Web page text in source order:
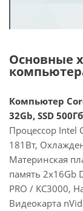
Основные
Компьютер
32Gb, SSD
Процессор Intel
181Вт,
Материнская
память 2x16Gb
PRO / KC3000,
Видеокарта